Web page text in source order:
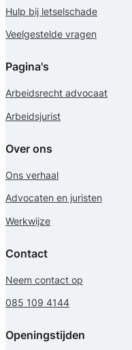
Hulp bij letselschade
Veelgestelde vragen
Pagina's
Arbeidsrecht advocaat
Arbeidsjurist
Over ons
Ons verhaal
Advocaten en juristen
Werkwijze
Contact
Neem contact op
085 109 4144
Openingstijden